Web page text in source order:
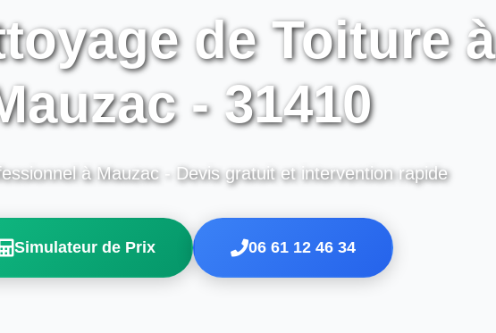
de Toiture à
- 31410
à Mauzac - Devis gratuit et intervention rapide
Simulateur de Prix 06 61 12 46 34